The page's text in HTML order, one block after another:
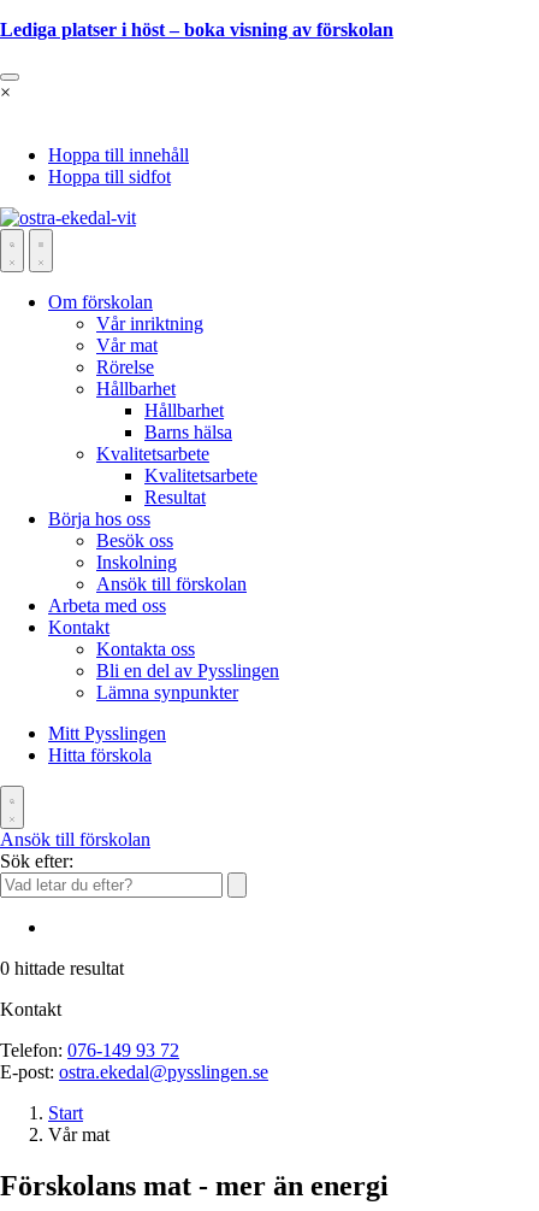
Lediga platser i höst – boka visning av förskolan
×
Hoppa till innehåll
Hoppa till sidfot
Om förskolan
Vår inriktning
Vår mat
Rörelse
Hållbarhet
Hållbarhet
Barns hälsa
Kvalitetsarbete
Kvalitetsarbete
Resultat
Börja hos oss
Besök oss
Inskolning
Ansök till förskolan
Arbeta med oss
Kontakt
Kontakta oss
Bli en del av Pysslingen
Lämna synpunkter
Mitt Pysslingen
Hitta förskola
Ansök till förskolan
Sök efter:
0 hittade resultat
Kontakt
Telefon: 076-149 93 72
E-post: ostra.ekedal@pysslingen.se
Start
Vår mat
Förskolans mat - mer än energi